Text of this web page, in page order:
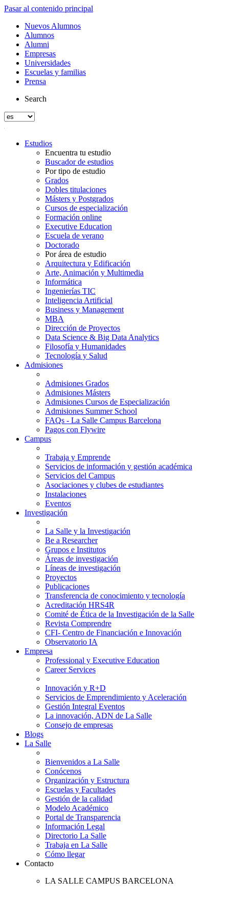
Pasar al contenido principal
Nuevos Alumnos
Alumnos
Alumni
Empresas
Universidades
Escuelas y familias
Prensa
Search
Estudios
Encuentra tu estudio
Buscador de estudios
Por tipo de estudio
Grados
Dobles titulaciones
Másters y Postgrados
Cursos de especialización
Formación online
Executive Education
Escuela de verano
Doctorado
Por área de estudio
Arquitectura y Edificación
Arte, Animación y Multimedia
Informática
Ingenierías TIC
Inteligencia Artificial
Business y Management
MBA
Dirección de Proyectos
Data Science & Big Data Analytics
Filosofía y Humanidades
Tecnología y Salud
Admisiones
Admisiones Grados
Admisiones Másters
Admisiones Cursos de Especialización
Admisiones Summer School
FAQs - La Salle Campus Barcelona
Pagos con Flywire
Campus
Trabaja y Emprende
Servicios de información y gestión académica
Servicios del Campus
Asociaciones y clubes de estudiantes
Instalaciones
Eventos
Investigación
La Salle y la Investigación
Be a Researcher
Grupos e Institutos
Áreas de investigación
Líneas de investigación
Proyectos
Publicaciones
Transferencia de conocimiento y tecnología
Acreditación HRS4R
Comité de Ética de la Investigación de la Salle
Revista Comprendre
CFI- Centro de Financiación e Innovación
Observatorio IA
Empresa
Professional y Executive Education
Career Services
Innovación y R+D
Servicios de Emprendimiento y Aceleración
Gestión Integral Eventos
La innovación, ADN de La Salle
Consejo de empresas
Blogs
La Salle
Bienvenidos a La Salle
Conócenos
Organización y Estructura
Escuelas y Facultades
Gestión de la calidad
Modelo Académico
Portal de Transparencia
Información Legal
Directorio La Salle
Trabaja en La Salle
Cómo llegar
Contacto
LA SALLE CAMPUS BARCELONA